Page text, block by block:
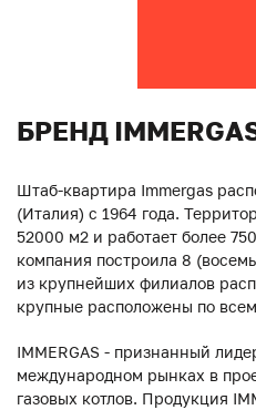
БРЕНД
Штаб-квартира Immergas
(Италия) с 1964 года.
52000 м2 и работает более
компания построила 8
из крупнейших филиалов
крупные расположены по
IMMERGAS - признанный
международном рынках в
газовых котлов. Продукция